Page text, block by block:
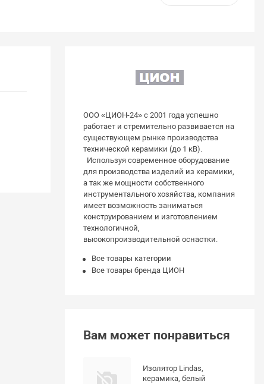
ООО «ЦИОН-24» с 2001 года успешно
работает и стремительно развивается на
существующем рынке производства
технической керамики (до 1 кВ).
Используя современное оборудование
для производства изделий из керамики,
а так же мощности собственного
инструментального хозяйства, компания
имеет возможность заниматься
конструированием и изготовлением
технологичной,
высокопроизводительной оснастки.
Все товары категории
Все товары бренда ЦИОН
Вам может понравиться
Изолятор Lindas,
керамика, белый